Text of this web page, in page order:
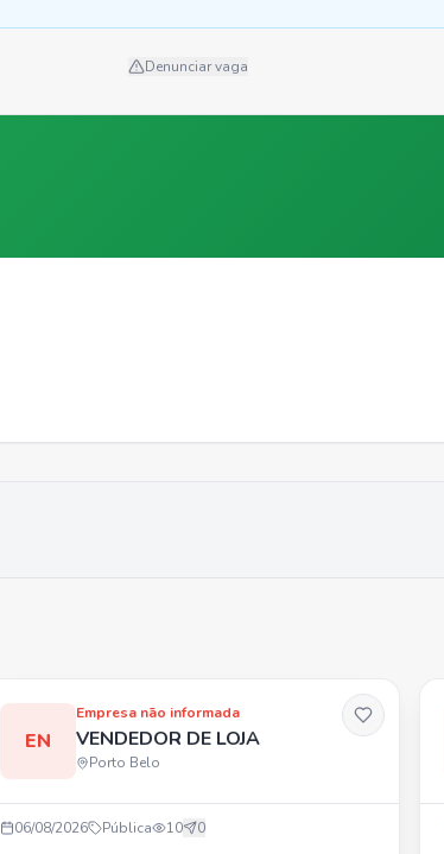
Denunciar vaga
EN
Empresa não informada
VENDEDOR DE LOJA
Porto Belo
06/08/2026 Pública 10 0